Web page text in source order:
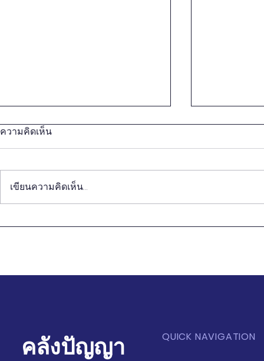
แบบจำลองสถานการณ์ด้าน
แนวทางพหุ
ความคิดเห็น
เขียนความคิดเห็น…
คลังปัญญา QUICK NAVIGATION